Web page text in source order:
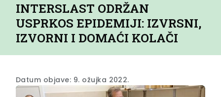
INTERSLAST ODRŽAN
USPRKOS EPIDEMIJI: IZVRSNI,
IZVORNI I DOMAĆI KOLAČI
Datum objave: 9. ožujka 2022.